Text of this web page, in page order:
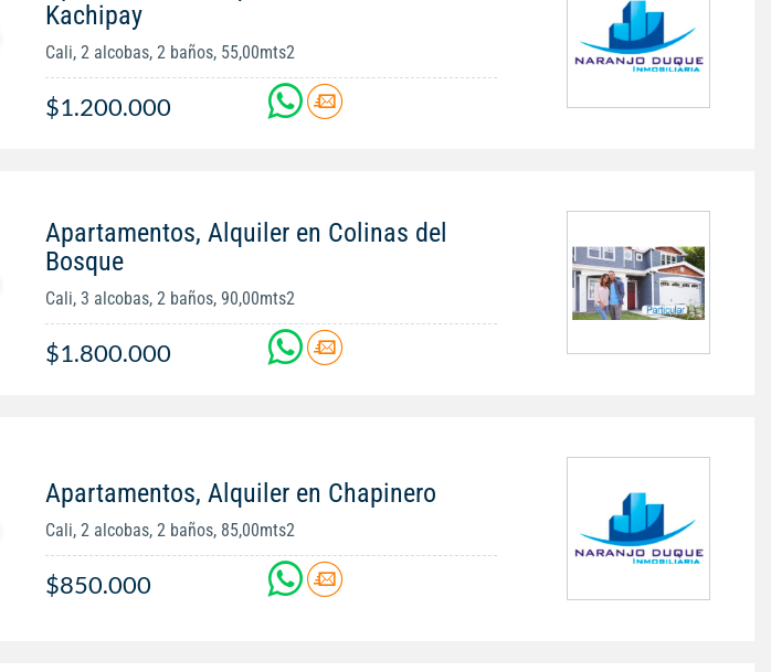
Kachipay
Cali, 2 alcobas, 2 baños, 55,00mts2
$1.200.000
Apartamentos, Alquiler en Colinas del
Bosque
Cali, 3 alcobas, 2 baños, 90,00mts2
$1.800.000
Apartamentos, Alquiler en Chapinero
Cali, 2 alcobas, 2 baños, 85,00mts2
$850.000